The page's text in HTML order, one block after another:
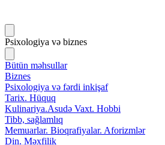
Psixologiya və biznes
Bütün məhsullar
Biznes
Psixologiya və fərdi inkişaf
Tarix. Hüquq
Kulinariya.Asudə Vaxt. Hobbi
Tibb, sağlamlıq
Memuarlar. Bioqrafiyalar. Aforizmlər
Din. Məxfilik